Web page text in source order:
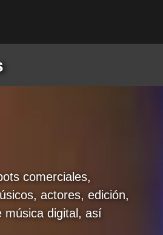
comerciales,
actores, edición,
música digital, así